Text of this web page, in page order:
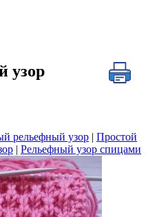
узор
рельефный узор
Простой
Рельефный узор спицами